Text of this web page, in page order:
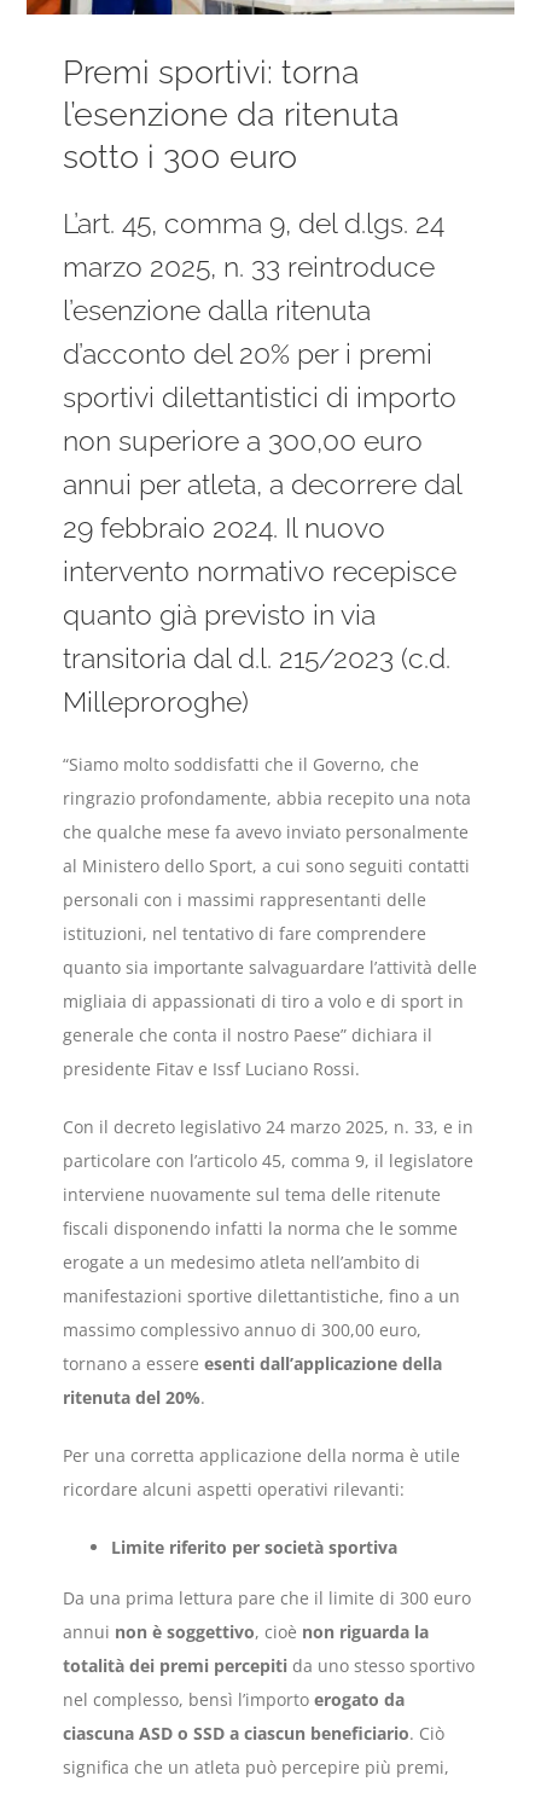
Premi sportivi: torna
l’esenzione da ritenuta
sotto i 300 euro
L’art. 45, comma 9, del d.lgs. 24
marzo 2025, n. 33 reintroduce
l’esenzione dalla ritenuta
d’acconto del 20% per i premi
sportivi dilettantistici di importo
non superiore a 300,00 euro
annui per atleta, a decorrere dal
29 febbraio 2024. Il nuovo
intervento normativo recepisce
quanto già previsto in via
transitoria dal d.l. 215/2023 (c.d.
Milleproroghe)
“Siamo molto soddisfatti che il Governo, che
ringrazio profondamente, abbia recepito una nota
che qualche mese fa avevo inviato personalmente
al Ministero dello Sport, a cui sono seguiti contatti
personali con i massimi rappresentanti delle
istituzioni, nel tentativo di fare comprendere
quanto sia importante salvaguardare l’attività delle
migliaia di appassionati di tiro a volo e di sport in
generale che conta il nostro Paese” dichiara il
presidente Fitav e Issf Luciano Rossi.
Con il decreto legislativo 24 marzo 2025, n. 33, e in
particolare con l’articolo 45, comma 9, il legislatore
interviene nuovamente sul tema delle ritenute
fiscali disponendo infatti la norma che le somme
erogate a un medesimo atleta nell’ambito di
manifestazioni sportive dilettantistiche, fino a un
massimo complessivo annuo di 300,00 euro,
tornano a essereesenti dall’applicazione della
ritenuta del 20%.
Per una corretta applicazione della norma è utile
ricordare alcuni aspetti operativi rilevanti:
Limite riferito per società sportiva
Da una prima lettura pare che il limite di 300 euro
annui non è soggettivo, cioè non riguarda la
totalità dei premi percepiti da uno stesso sportivo
nel complesso, bensì l’importoerogato da
ciascuna ASD o SSD a ciascun beneficiario. Ciò
significa che un atleta può percepire più premi,